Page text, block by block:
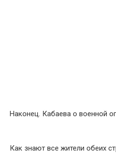
Наконец. Кабаева о военной
Как знают все жители обеих